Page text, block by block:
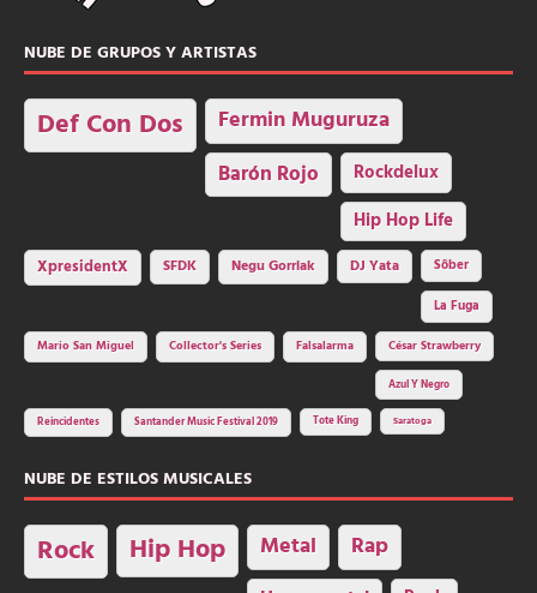
NUBE DE GRUPOS Y ARTISTAS
Def Con Dos Fermin Muguruza
Barón Rojo Rockdelux
Hip Hop Life
XpresidentX SFDK Negu Gorriak DJ Yata
Sôber
La Fuga
Mario San Miguel
Collector's Series Falsalarma César Strawberry
Azul Y Negro
Reincidentes Santander Music Festival 2019 Tote King Saratoga
NUBE DE ESTILOS MUSICALES
Rock Hip Hop Metal Rap